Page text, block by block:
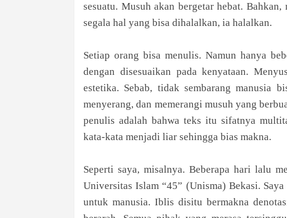
sesuatu. Musuh akan bergetar hebat.
segala hal yang bisa dihalalkan, ia halalkan.
Setiap orang bisa menulis. Namun hanya
dengan disesuaikan pada kenyataan.
estetika. Sebab, tidak sembarang manusia
menyerang, dan memerangi musuh yang
penulis adalah bahwa teks itu sifatnya
kata-kata menjadi liar sehingga bias makna.
Seperti saya, misalnya. Beberapa hari lalu
Universitas Islam “45” (Unisma) Bekasi.
untuk manusia. Iblis disitu bermakna